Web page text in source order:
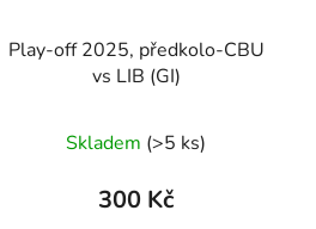
Play-off 2025, předkolo-CBU
vs LIB (GI)
Skladem (>5 ks)
300 Kč